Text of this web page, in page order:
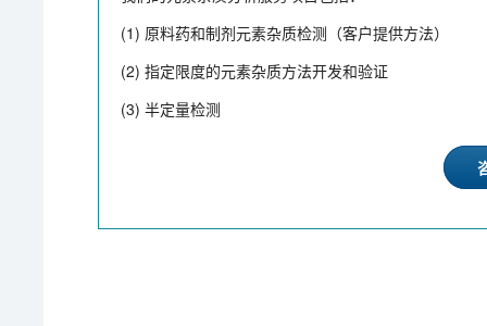
(1) 原料药和制剂元素杂质检测（客户提供方法）
(2) 指定限度的元素杂质方法开发和验证
(3) 半定量检测